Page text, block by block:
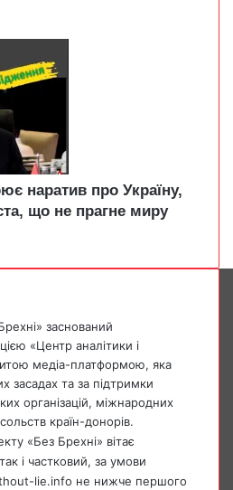
наратив про Україну,
що не прагне миру
заснований
«Центр аналітики і
медіа-платформою, яка
засадах та за підтримки
організацій, міжнародних
країн-донорів.
«Без Брехні» вітає
і частковий, за умови
lie.info не нижче першого